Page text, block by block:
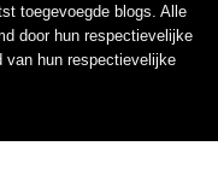
toegevoegde blogs. Alle
door hun respectievelijke
van hun respectievelijke